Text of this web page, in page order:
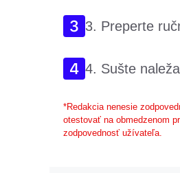
3. Preperte
4. Sušte
*Redakcia nenesie
otestovať na obmedzenom
zodpovednosť užívateľa.